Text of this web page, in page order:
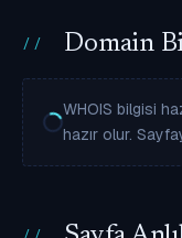
Domain
WHOIS bilgisi
hazır olur.